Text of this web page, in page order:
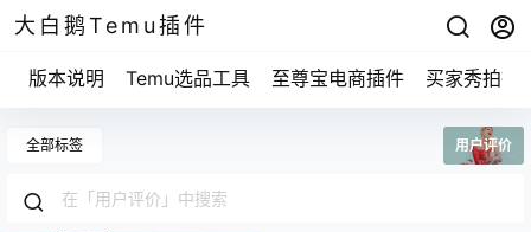
大白鹅Temu插件
版本说明 Temu选品工具 至尊宝电商插件 买家秀拍摄
全部标签 用户评价